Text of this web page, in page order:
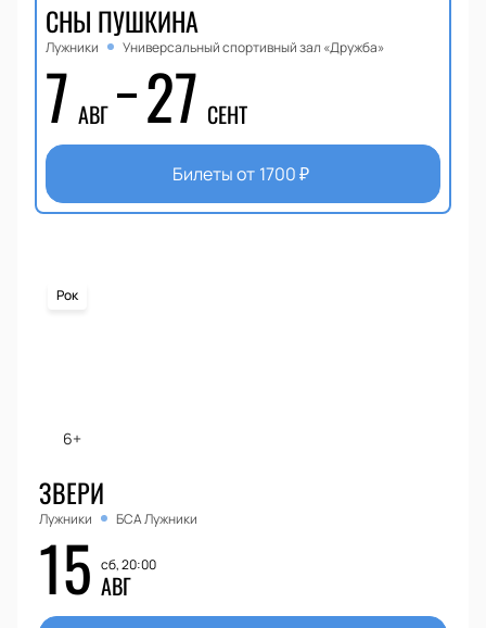
СНЫ ПУШКИНА
Лужники Универсальный спортивный зал «Дружба»
7 АВГ 27 СЕНТ
Билеты от 1700₽
6+
Рок
ЗВЕРИ
Лужники БСА Лужники
15 сб, 20:00
АВГ